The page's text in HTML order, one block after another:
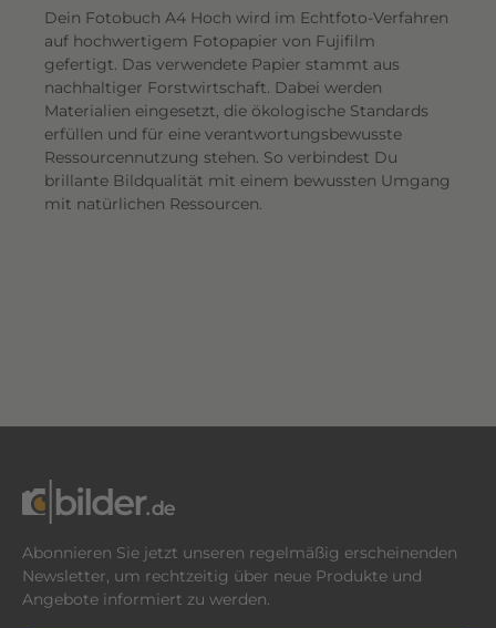
Dein Fotobuch A4 Hoch wird im Echtfoto-Verfahren
auf hochwertigem Fotopapier von Fujifilm
gefertigt. Das verwendete Papier stammt aus
nachhaltiger Forstwirtschaft. Dabei werden
Materialien eingesetzt, die ökologische Standards
erfüllen und für eine verantwortungsbewusste
Ressourcennutzung stehen. So verbindest Du
brillante Bildqualität mit einem bewussten Umgang
mit natürlichen Ressourcen.
Abonnieren Sie jetzt unseren regelmäßig erscheinenden
Newsletter, um rechtzeitig über neue Produkte und
Angebote informiert zu werden.